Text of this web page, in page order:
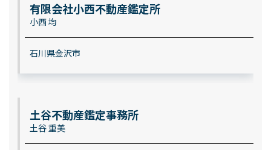
有限会社小西不動産鑑定所
小西 均
石川県金沢市
土谷不動産鑑定事務所
土谷 重美